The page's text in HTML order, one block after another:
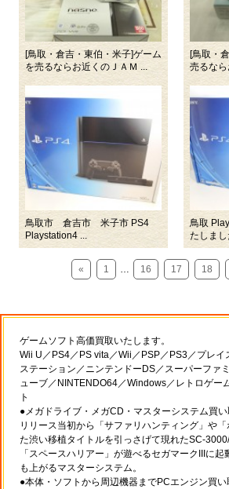
[鳥取・倉吉・東伯・米子]ゲーム
を売るならお近くのＪＡＭ ...
[鳥取・
売るなら
鳥取市 倉吉市 米子市 PS4
Playstation4 ...
鳥取
たしまし
« 1 … 16 17 18
ゲームソフト高価買取いたします。
Wii U／PS4／PS vita／Wii／PSP／PS3／プレイ
ステーション／ニンテンドーDS／スーパーファ
ューブ／NINTENDO64／Windows／レトロゲー
ト
●メガドライブ・メガCD・マスターシステム買い
リリース当初から「サファリハンティング」や
た渋い移植タイトルを引っさげて現れたSC-
「スペースハリアー」が遊べるセガマークIIIに
も上がるマスターシステム。
●本体・ソフトから周辺機器までPCエンジン買い